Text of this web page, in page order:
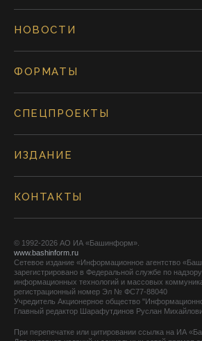
НОВОСТИ
ФОРМАТЫ
СПЕЦПРОЕКТЫ
ИЗДАНИЕ
КОНТАКТЫ
© 1992-2026 АО ИА «Башинформ».
www.bashinform.ru
Сетевое издание «Информационное агентство
зарегистрировано в Федеральной службе по
информационных технологий и массовых
регистрационный номер Эл № ФС77-88040
Учредитель Акционерное общество
Главный редактор Шарафутдинов Руслан
При перепечатке или цитировании ссылка на ИА